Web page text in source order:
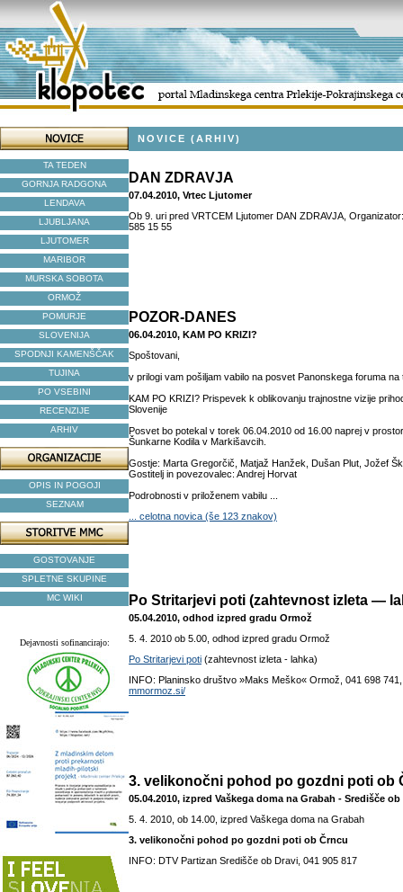
TA TEDEN
GORNJA RADGONA
LENDAVA
LJUBLJANA
LJUTOMER
MARIBOR
MURSKA SOBOTA
ORMOŽ
POMURJE
SLOVENIJA
SPODNJI KAMENŠČAK
TUJINA
PO VSEBINI
RECENZIJE
ARHIV
OPIS IN POGOJI
SEZNAM
GOSTOVANJE
SPLETNE SKUPINE
MC WIKI
Dejavnosti sofinancirajo:
NOVICE (ARHIV)
DAN ZDRAVJA
07.04.2010, Vrtec Ljutomer
Ob 9. uri pred VRTCEM Ljutomer DAN ZDRAVJA,
585 15 55
POZOR-DANES
06.04.2010, KAM PO KRIZI?
Spoštovani,
v prilogi vam pošiljam vabilo na posvet Panonskega foruma na
KAM PO KRIZI? Prispevek k oblikovanju trajnostne vizije
Slovenije
Posvet bo potekal v torek 06.04.2010 od 16.00 naprej v
Šunkarne Kodila v Markišavcih.
Gostje: Marta Gregorčič, Matjaž Hanžek, Dušan Plut, Jožef
Gostitelj in povezovalec: Andrej Horvat
Podrobnosti v priloženem vabilu ...
... celotna novica (še 123 znakov)
Po Stritarjevi poti (zahtevnost izleta —
05.04.2010, odhod izpred gradu Ormož
5. 4. 2010 ob 5.00, odhod izpred gradu Ormož
Po Stritarjevi poti (zahtevnost izleta - lahka)
INFO: Planinsko društvo »Maks Meško« Ormož, 041 698
mmormoz.si/
3. velikonočni pohod po gozdni poti ob
05.04.2010, izpred Vaškega doma na Grabah - Središče ob
5. 4. 2010, ob 14.00, izpred Vaškega doma na Grabah
3. velikonočni pohod po gozdni poti ob Črncu
INFO: DTV Partizan Središče ob Dravi, 041 905 817